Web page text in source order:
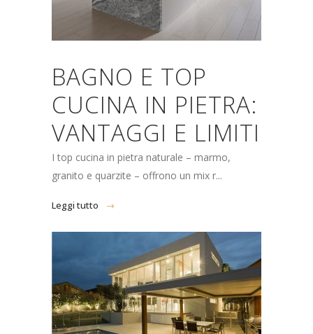
BAGNO E TOP
CUCINA IN PIETRA:
VANTAGGI E LIMITI
I top cucina in pietra naturale – marmo,
granito e quarzite – offrono un mix r...
Leggi tutto